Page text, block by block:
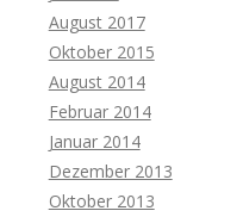
August 2017
Oktober 2015
August 2014
Februar 2014
Januar 2014
Dezember 2013
Oktober 2013